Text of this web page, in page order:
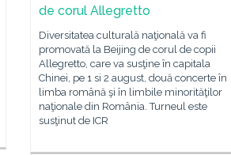
de corul Allegretto
Diversitatea culturală naţională va fi
promovată la Beijing de corul de copii
Allegretto, care va susţine în capitala
Chinei, pe 1 si 2 august, două concerte în
limba română şi în limbile minorităţilor
naţionale din România. Turneul este
susţinut de ICR